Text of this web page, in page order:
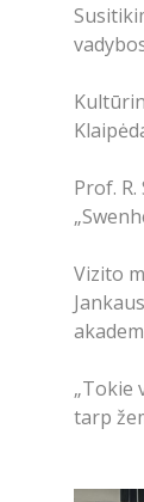
Prof.
Vizito
„Tokie
tarp